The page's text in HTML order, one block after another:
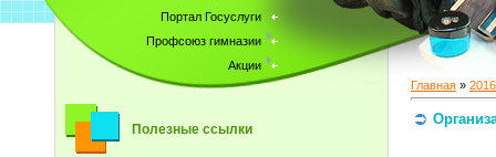
Портал Госуслуги
Профсоюз гимназии
Акции
Полезные ссылки
Главная » 2016